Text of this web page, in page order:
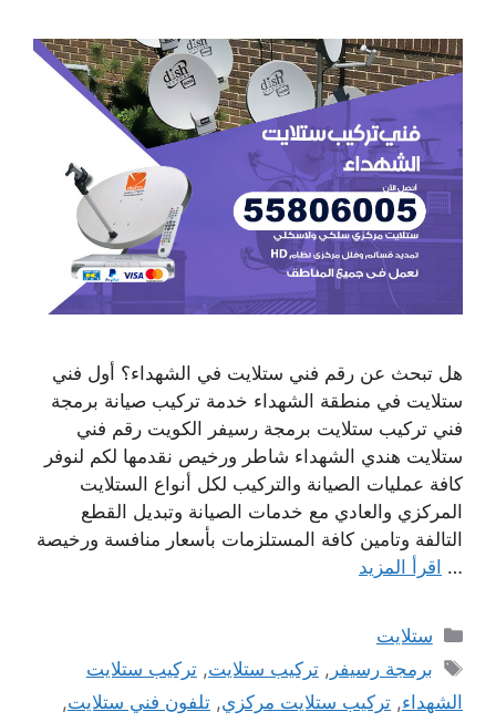
هل تبحث عن رقم فني ستلايت في الشهداء؟ أول فني
ستلايت في منطقة الشهداء خدمة تركيب صيانة برمجة
فني تركيب ستلايت برمجة رسيفر الكويت رقم فني
ستلايت هندي الشهداء شاطر ورخيص نقدمها لكم لنوفر
كافة عمليات الصيانة والتركيب لكل أنواع الستلايت
المركزي والعادي مع خدمات الصيانة وتبديل القطع
التالفة وتامين كافة المستلزمات بأسعار منافسة ورخيصة
… اقرأ المزيد
التصنيفات
ستلايت
الوسوم
برمجة رسيفر ,تركيب ستلايت,تركيب ستلايت
الشهداء, تركيب ستلايت مركزي, تلفون فني ستلايت,